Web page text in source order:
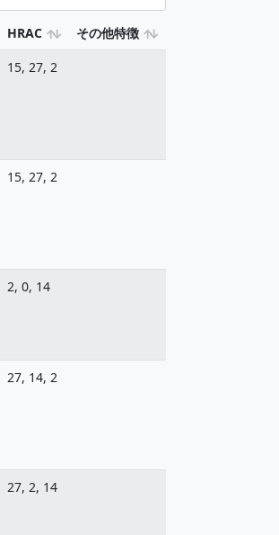
HRAC
その他特徴
15, 27, 2
15, 27, 2
2, 0, 14
27, 14, 2
27, 2, 14